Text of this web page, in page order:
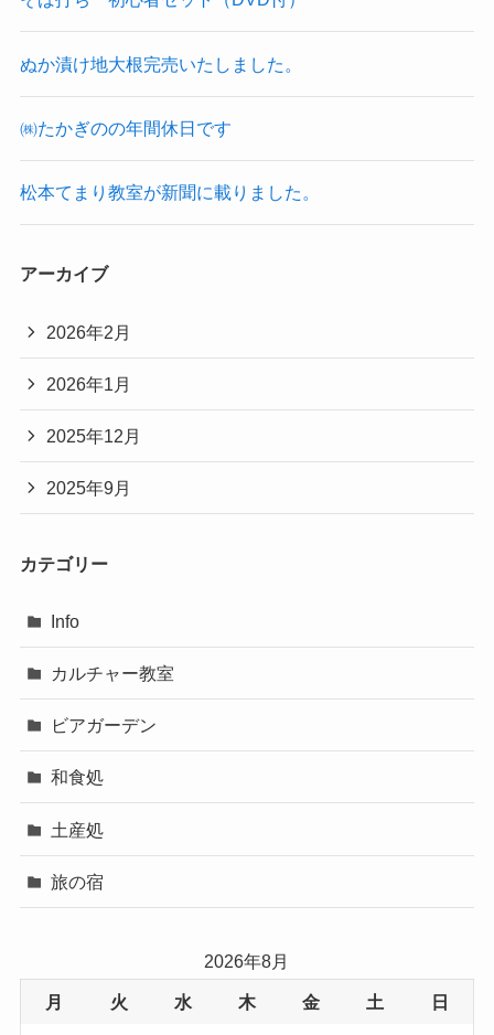
ぬか漬け地大根完売いたしました。
㈱たかぎのの年間休日です
松本てまり教室が新聞に載りました。
アーカイブ
2026年2月
2026年1月
2025年12月
2025年9月
カテゴリー
Info
カルチャー教室
ビアガーデン
和食処
土産処
旅の宿
2026年8月
月 火 水 木 金 土 日